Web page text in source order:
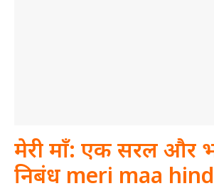
मेरी माँ: एक सरल और
निबंध meri maa